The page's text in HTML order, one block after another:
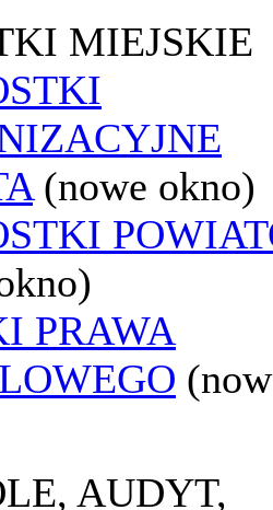
MIEJSKIE
(nowe okno)
PRAWA
AUDYT,